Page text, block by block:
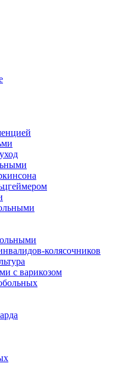
колясочников
с варикозом